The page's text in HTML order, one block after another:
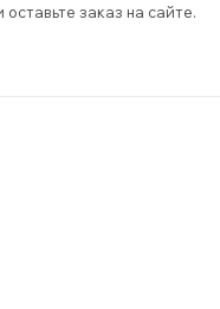
заказ на сайте.